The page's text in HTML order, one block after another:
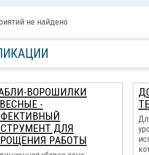
не найдено
ВОРОШИЛКИ
-
ДЛЯ
РАБОТЫ